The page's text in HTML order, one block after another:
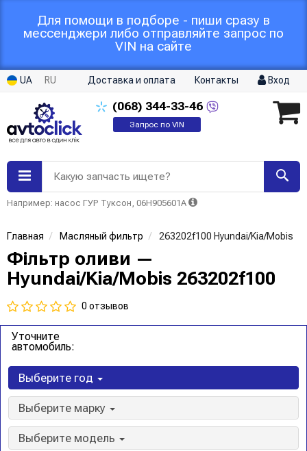
Для помощи в подборе - пиши сразу в
мессенджери либо отправляйте запрос по
VIN на сайте
UA RU Доставка и оплата Контакты Вход
(068) 344-33-46
Запрос по VIN
Какую запчасть ищете?
Например: насос ГУР Туксон, 06H905601A
Главная Масляный фильтр 263202f100 Hyundai/Kia/Mobis
Фільтр оливи —
Hyundai/Kia/Mobis 263202f100
0 отзывов
Уточните
автомобиль:
Выберите год
Выберите марку
Выберите модель